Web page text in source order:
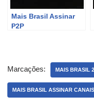
Mais Brasil Assinar
P2P
Marcações: MAIS BRASIL
MAIS BRASIL ASSINAR